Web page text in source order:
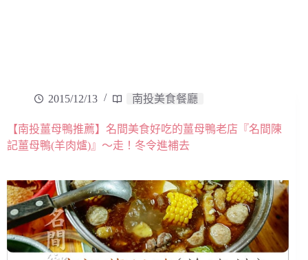
2015/12/13 南投美食餐廳
【南投薑母鴨推薦】名間美食好吃的薑母鴨老店『名間陳
記薑母鴨(羊肉爐)』～走！冬令進補去